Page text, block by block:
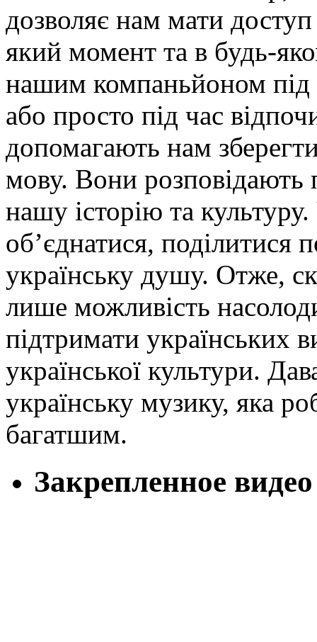
дозволяє нам мати
який момент та в будь-
нашим компаньйоном під
або просто під час
допомагають нам
мову. Вони розповідають
нашу історію та
об’єднатися, поділитися
українську душу. Отже,
лише можливість
підтримати українських
української культури.
українську музику, яка
багатшим.
Закрепленное видео